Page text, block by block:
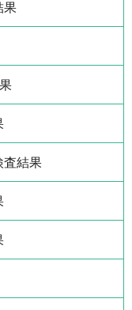
果
査結果